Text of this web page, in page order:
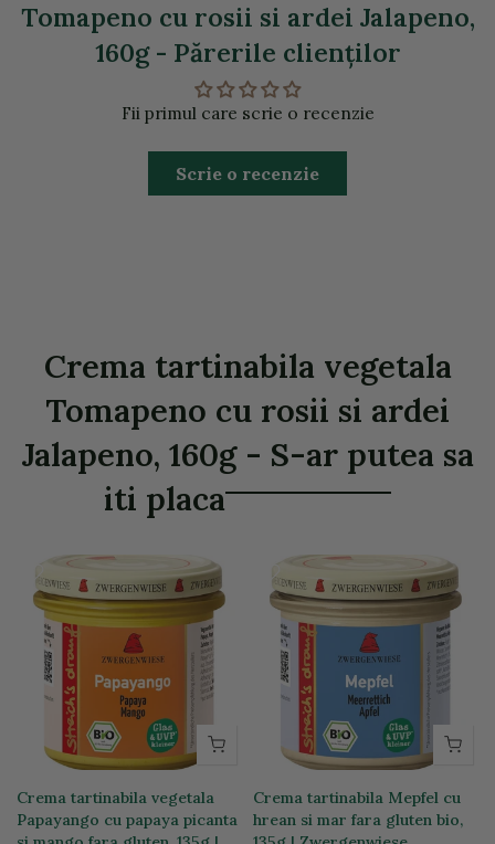
Tomapeno cu rosii si ardei Jalapeno,
160g - Părerile clienţilor
Fii primul care scrie o recenzie
Scrie o recenzie
Crema tartinabila vegetala
Tomapeno cu rosii si ardei
Jalapeno, 160g - S-ar putea sa
iti placa
Crema tartinabila vegetala
Papayango cu papaya picanta
Crema tartinabila Mepfel cu
hrean si mar fara gluten bio,